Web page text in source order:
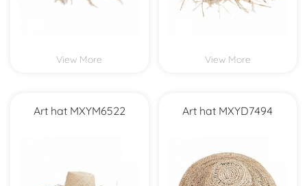
View More View More
Art hat MXYM6522 Art hat MXYD7494